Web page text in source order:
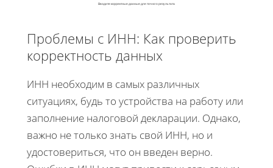
Вводите корректные данные для точного результата
Проблемы с ИНН: Как проверить
корректность данных
ИНН необходим в самых различных
ситуациях, будь то устройства на работу или
заполнение налоговой декларации. Однако,
важно не только знать свой ИНН, но и
удостовериться, что он введен верно.